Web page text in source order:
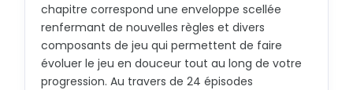
R
V
Z
chapitre correspond une enveloppe scellée
renfermant de nouvelles règles et divers
composants de jeu qui permettent de faire
évoluer le jeu en douceur tout au long de votre
progression. Au travers de 24 épisodes